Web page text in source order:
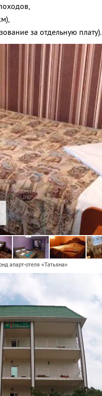
за отдельную плату).
апарт-отеля «Татьяна»